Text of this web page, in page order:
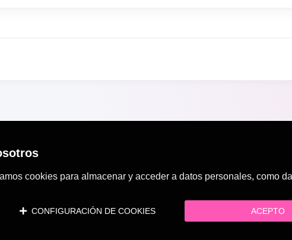
cookies para almacenar y acceder a datos personales, como
CONFIGURACIÓN DE COOKIES ACEPTO